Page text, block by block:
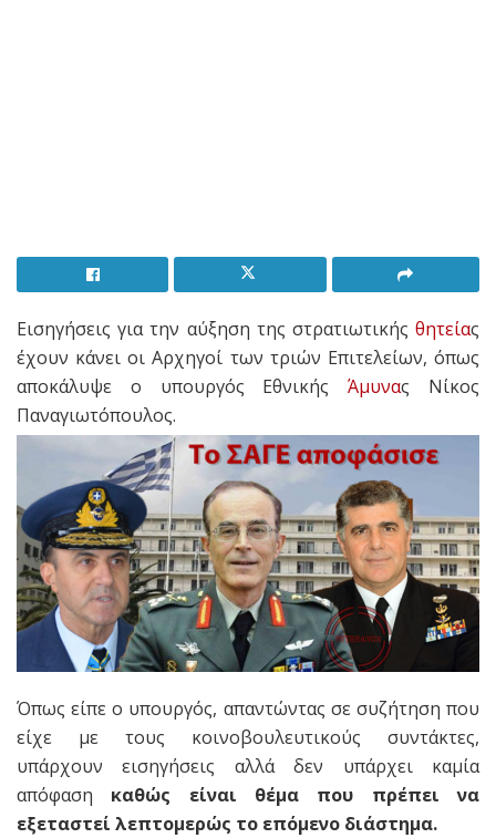
Εισηγήσεις για την αύξηση της στρατιωτικής θητείας
έχουν κάνει οι Αρχηγοί των τριών Επιτελείων, όπως
αποκάλυψε ο υπουργός ΕθνικήςΆμυνας Νίκος
Παναγιωτόπουλος.
Όπως είπε ο υπουργός, απαντώντας σε συζήτηση που
είχε με τους κοινοβουλευτικούς συντάκτες,
υπάρχουν εισηγήσεις αλλά δεν υπάρχει καμία
απόφαση καθώς είναι θέμα που πρέπει να
εξεταστεί λεπτομερώς το επόμενο διάστημα.